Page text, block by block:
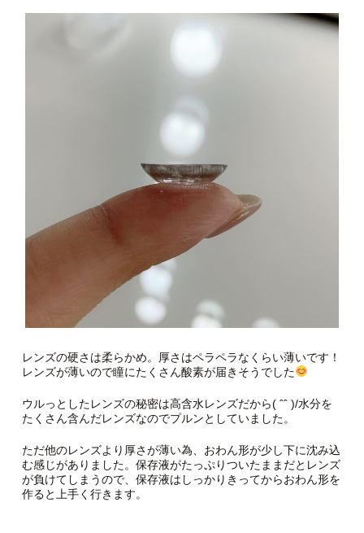
レンズの硬さは柔らかめ。厚さはペラペラなくらい薄いです！
レンズが薄いので瞳にたくさん酸素が届きそうでした
ウルっとしたレンズの秘密は高含水レンズだから( ˆˆ )/水分を
たくさん含んだレンズなのでプルンとしていました。
ただ他のレンズより厚さが薄い為、おわん形が少し下に沈み込
む感じがありました。保存液がたっぷりついたままだとレンズ
が負けてしまうので、保存液はしっかりきってからおわん形を
作ると上手く行きます。